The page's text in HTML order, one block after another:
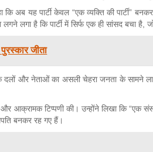
कि अब यह पार्टी केवल “एक व्यक्ति की
लगा है कि पार्टी में सिर्फ एक ही सांसद बचा है,
जीता
और नेताओं का असली चेहरा जनता के सामने ला
आक्रामक टिप्पणी की। उन्होंने लिखा कि
बनकर रह गए हैं।